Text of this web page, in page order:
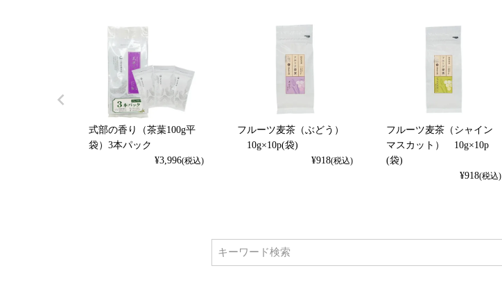
式部の香り（茶葉100g平
袋）3本パック
¥3,996(税込)
フルーツ麦茶（ぶどう）
10g×10p(袋)
¥918(税込)
フルーツ麦茶（シャイン
マスカット） 10g×10p
(袋)
¥918(税込)